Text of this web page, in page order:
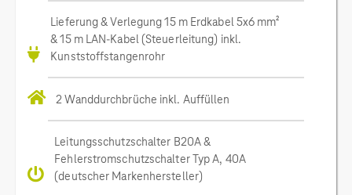
Lieferung & Verlegung 15 m Erdkabel 5x6 mm²
& 15 m LAN-Kabel (Steuerleitung) inkl.
Kunststoffstangenrohr
2 Wanddurchbrüche inkl. Auffüllen
Leitungsschutzschalter B20A &
Fehlerstromschutzschalter Typ A, 40A
(deutscher Markenhersteller)